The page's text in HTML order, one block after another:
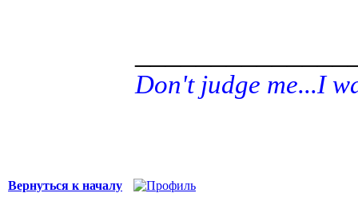
Don't judge me...I
Вернуться к началу